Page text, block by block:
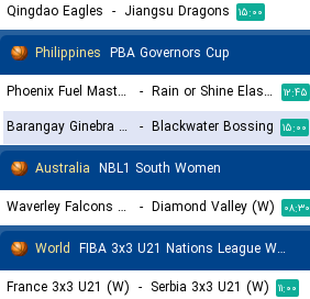
Qingdao Eagles - Jiangsu Dragons ۱۵:۰۰
Philippines PBA Governors Cup
Phoenix Fuel Masters - Rain or Shine Elasto Painters ۱۲:۴۵
Barangay Ginebra San Miguel
- Blackwater Bossing ۱۵:۰۰
Australia NBL1 South Women
Waverley Falcons (W) - Diamond Valley (W) ۰۸:۳۰
World FIBA 3x3 U21 Nations League Women
France 3x3 U21 (W) - Serbia 3x3 U21 (W) ۱۱:۰۰